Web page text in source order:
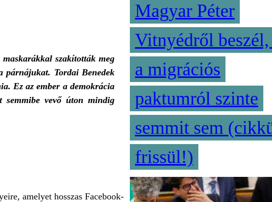
szakították meg
párnájukat. Tordai Benedek
Ez az ember a demokrácia
semmibe vevő úton mindig
amelyet hosszas Facebook-
Magyar Péter
Vitnyédről beszél,
a migrációs
paktumról szinte
semmit sem
frissül!)